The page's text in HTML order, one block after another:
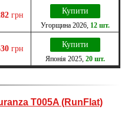
грн Купити
Угорщина2026, 12 шт.
грн Купити
Японія2025, 20 шт.
T005A (RunFlat)